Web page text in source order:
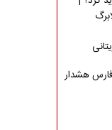
فارس هشدار